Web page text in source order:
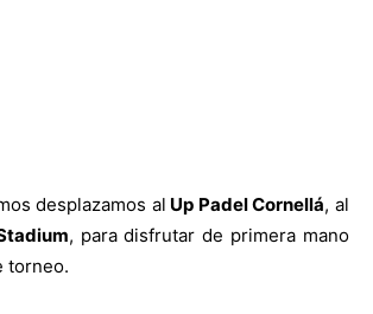
desplazamos al Up Padel Cornellá, al
, para disfrutar de primera mano
torneo.